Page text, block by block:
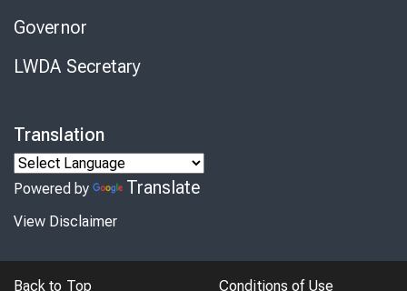
Governor
LWDA Secretary
Translation
Powered by Translate
View Disclaimer
Back to Top Conditions of Use